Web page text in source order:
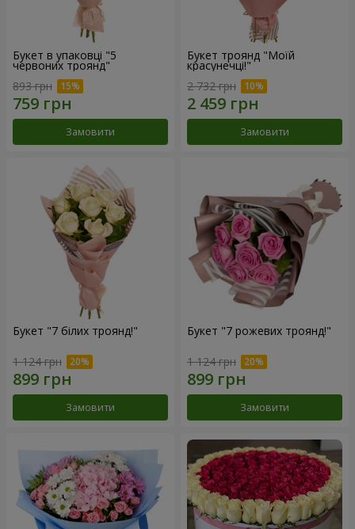
Букет в упаковці "5
червоних троянд"
893 грн
Замовити
Букет троянд "Моїй
красунечці!"
2 732 грн
Замовити
Букет "7 білих троянд!"
1 124 грн
Замовити
Букет "7 рожевих троянд!"
1 124 грн
Замовити